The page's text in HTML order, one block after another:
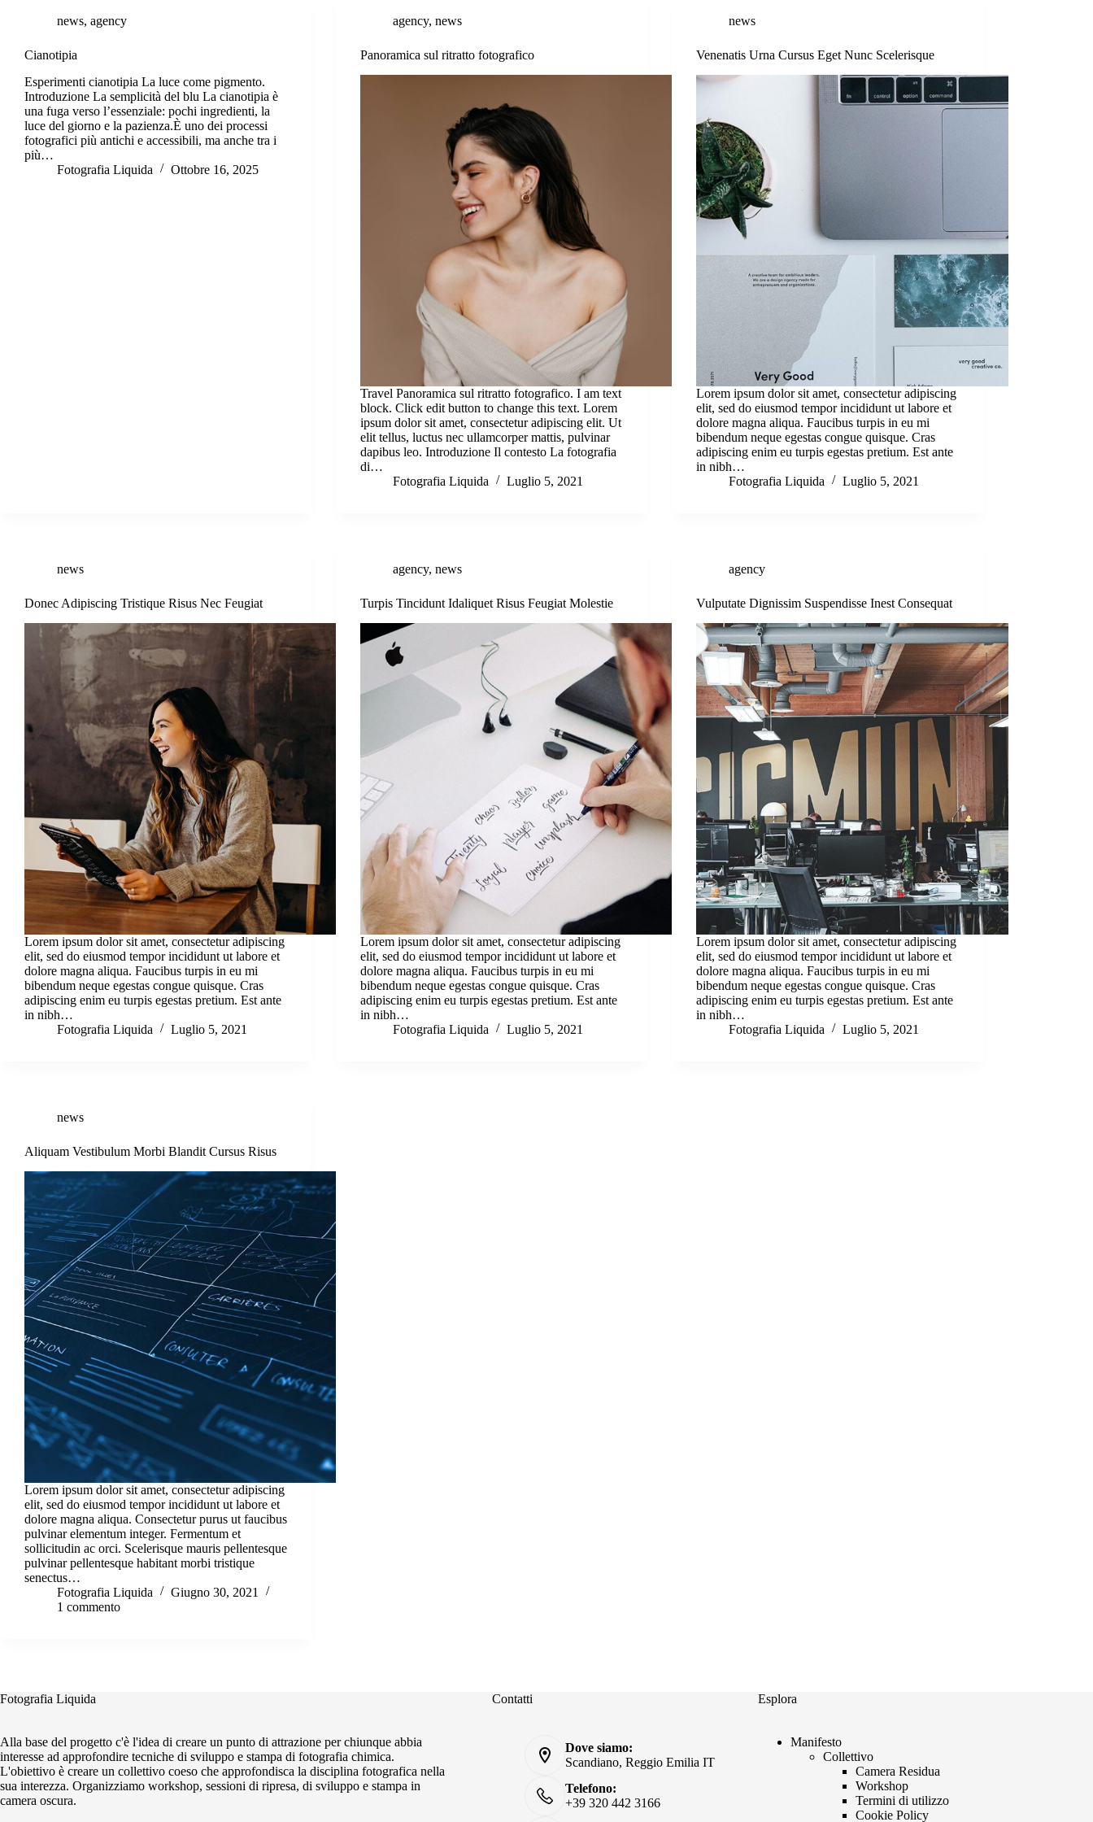
news, agency
Cianotipia
Esperimenti cianotipia La luce come pigmento.
Introduzione La semplicità del blu La cianotipia è
una fuga verso l’essenziale: pochi ingredienti, la
luce del giorno e la pazienza.È uno dei processi
fotografici più antichi e accessibili, ma anche tra i
più…
Fotografia Liquida
Ottobre 16, 2025
agency,news
Panoramica sul ritratto fotografico
Travel Panoramica sul ritratto fotografico. I am text
block. Click edit button to change this text. Lorem
ipsum dolor sit amet, consectetur adipiscing elit. Ut
elit tellus, luctus nec ullamcorper mattis, pulvinar
dapibus leo. Introduzione Il contesto La fotografia
di…
Fotografia Liquida
Luglio 5, 2021
news
Venenatis Urna Cursus Eget Nunc Scelerisque
Lorem ipsum dolor sit amet, consectetur adipiscing
elit, sed do eiusmod tempor incididunt ut labore et
dolore magna aliqua. Faucibus turpis in eu mi
bibendum neque egestas congue quisque. Cras
adipiscing enim eu turpis egestas pretium. Est ante
in nibh…
Fotografia Liquida
Luglio 5, 2021
news
Donec Adipiscing Tristique Risus Nec Feugiat
Lorem ipsum dolor sit amet, consectetur adipiscing
elit, sed do eiusmod tempor incididunt ut labore et
dolore magna aliqua. Faucibus turpis in eu mi
bibendum neque egestas congue quisque. Cras
adipiscing enim eu turpis egestas pretium. Est ante
in nibh…
Fotografia Liquida
Luglio 5, 2021
agency,news
Turpis Tincidunt Idaliquet Risus Feugiat Molestie
Lorem ipsum dolor sit amet, consectetur adipiscing
elit, sed do eiusmod tempor incididunt ut labore et
dolore magna aliqua. Faucibus turpis in eu mi
bibendum neque egestas congue quisque. Cras
adipiscing enim eu turpis egestas pretium. Est ante
in nibh…
Fotografia Liquida
Luglio 5, 2021
agency
Vulputate Dignissim Suspendisse Inest Consequat
Lorem ipsum dolor sit amet, consectetur adipiscing
elit, sed do eiusmod tempor incididunt ut labore et
dolore magna aliqua. Faucibus turpis in eu mi
bibendum neque egestas congue quisque. Cras
adipiscing enim eu turpis egestas pretium. Est ante
in nibh…
Fotografia Liquida
Luglio 5, 2021
news
Aliquam Vestibulum Morbi Blandit Cursus Risus
Lorem ipsum dolor sit amet, consectetur adipiscing
elit, sed do eiusmod tempor incididunt ut labore et
dolore magna aliqua. Consectetur purus ut faucibus
pulvinar elementum integer. Fermentum et
sollicitudin ac orci. Scelerisque mauris pellentesque
pulvinar pellentesque habitant morbi tristique
senectus…
Fotografia Liquida
Giugno 30, 2021
1 commento
Fotografia Liquida
Alla base del progetto c'è l'idea di creare un punto di attrazione per chiunque abbia
interesse ad approfondire tecniche di sviluppo e stampa di fotografia chimica.
L'obiettivo è creare un collettivo coeso che approfondisca la disciplina fotografica nella
sua interezza. Organizziamo workshop, sessioni di ripresa, di sviluppo e stampa in
camera oscura.
Contatti
Dove siamo:
Scandiano, Reggio Emilia IT
Telefono:
+39 320 442 3166
Esplora
Manifesto
Collettivo
Camera Residua
Workshop
Termini di utilizzo
Cookie Policy